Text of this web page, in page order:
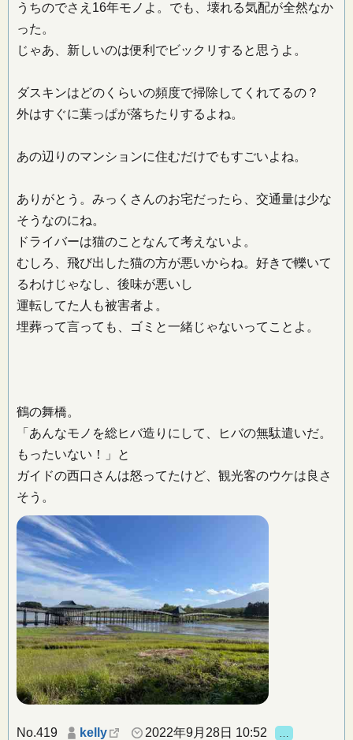
うちのでさえ16年モノよ。でも、壊れる気配が全然なか
った。
じゃあ、新しいのは便利でビックリすると思うよ。
ダスキンはどのくらいの頻度で掃除してくれてるの？
外はすぐに葉っぱが落ちたりするよね。
あの辺りのマンションに住むだけでもすごいよね。
ありがとう。みっくさんのお宅だったら、交通量は少な
そうなのにね。
ドライバーは猫のことなんて考えないよ。
むしろ、飛び出した猫の方が悪いからね。好きで轢いて
るわけじゃなし、後味が悪いし
運転してた人も被害者よ。
埋葬って言っても、ゴミと一緒じゃないってことよ。
鶴の舞橋。
「あんなモノを総ヒバ造りにして、ヒバの無駄遣いだ。
もったいない！」と
ガイドの西口さんは怒ってたけど、観光客のウケは良さ
そう。
No.419 kelly 2022年9月28日 10:52